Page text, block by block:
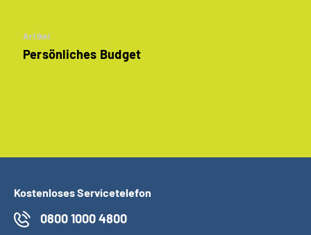
Artikel
Persönliches Budget
Kostenloses Servicetelefon
0800 1000 4800